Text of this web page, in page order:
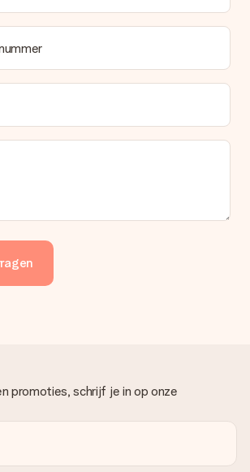
promoties, schrijf je in op onze